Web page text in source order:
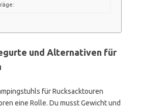
und Alternativen für
für Rucksacktouren
eine Rolle. Du musst Gewicht und